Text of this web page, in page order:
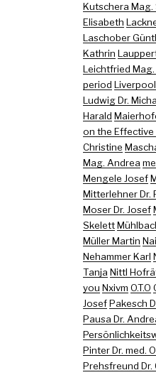
Kutschera Mag.
Elisabeth
Laschober
Kathrin
Leichtfried
period
Ludwig Dr.
Harald
on the
Christine
Mag. Andrea
Mengele Josef
Mitterlehner Dr.
Moser Dr. Josef
Skelett
Müller Martin
Nehammer Karl
Tanja Nittl
you Nxivm O.T.O
Josef Pakesch
Pausa Dr.
Pinter Dr. med.
Prehsfreund Dr.